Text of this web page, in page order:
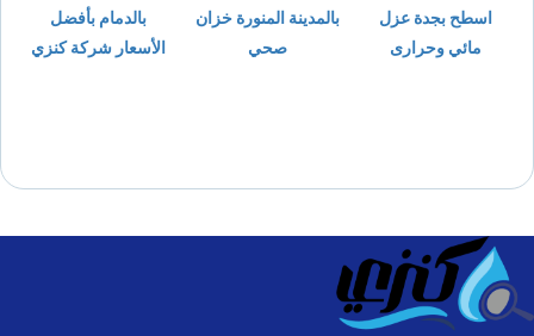
اسطح بجدة عزل
مائي وحرارى
بالمدينة المنورة خزان
صحي
بالدمام بأفضل
الأسعار شركة كنزي